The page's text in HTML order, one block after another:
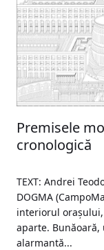
Premisele
cronologică
TEXT: Andrei
DOGMA
interiorul
aparte. Bunăoară,
alarmantă...